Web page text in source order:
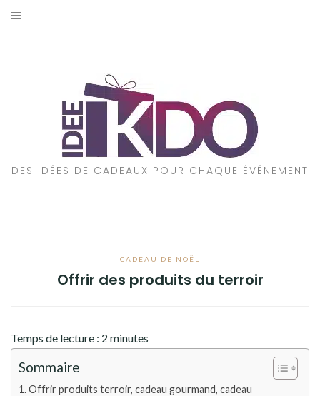
Aller
DES IDÉES DE CADEAUX POUR CHAQUE ÉVÉNEMENT
CADEAU DE NOËL
Offrir des produits du terroir
Temps de lecture : 2 minutes
Sommaire
Offrir produits terroir, cadeau gourmand, cadeau
CADEAUX PAR STYLE
POUR QUI EST CE CADEAU ?
A PROPOS